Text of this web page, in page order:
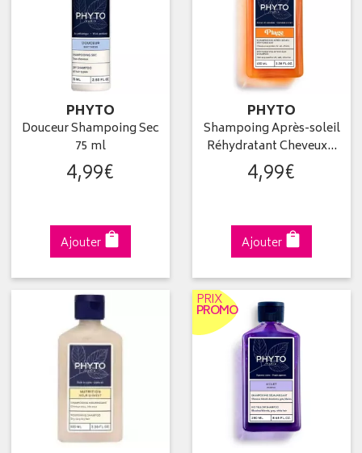
PHYTO
Douceur Shampoing Sec
75 ml
4,99€
Ajouter
PHYTO
Shampoing Après-soleil
Réhydratant Cheveux…
4,99€
Ajouter
PRIX
PROMO